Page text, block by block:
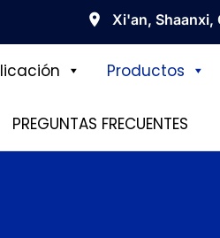
Xi'an, Shaanxi,
Productos
PREGUNTAS FRECUENTES